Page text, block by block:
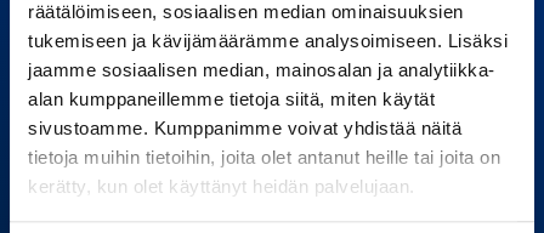
räätälöimiseen, sosiaalisen median ominaisuuksien
tukemiseen ja kävijämäärämme analysoimiseen. Lisäksi
jaamme sosiaalisen median, mainosalan ja analytiikka-
alan kumppaneillemme tietoja siitä, miten käytät
sivustoamme. Kumppanimme voivat yhdistää näitä
tietoja muihin tietoihin, joita olet antanut heille tai joita on
kerätty, kun olet käyttänyt heidän palvelujaan.
A new page will open where you will be asked
to enter your old password and the new
password of your choice twice. Please note
that the password must contain both
numbers and letters. Select
Change password
to complete the process.